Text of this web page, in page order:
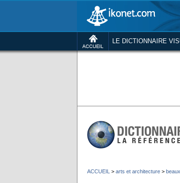
LE DICTIONNAIRE
ACCUEIL > arts et architecture >